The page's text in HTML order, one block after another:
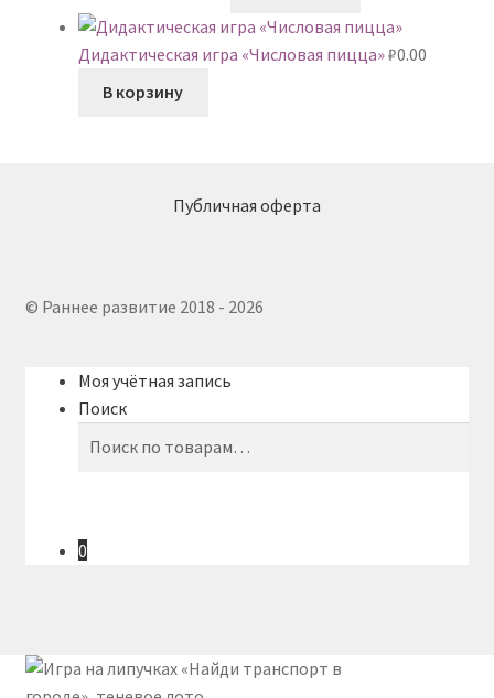
Дидактическая игра «Числовая пицца»₽0.00
В корзину
Публичная оферта
© Раннее развитие 2018 - 2026
Моя учётная запись
Поиск
0